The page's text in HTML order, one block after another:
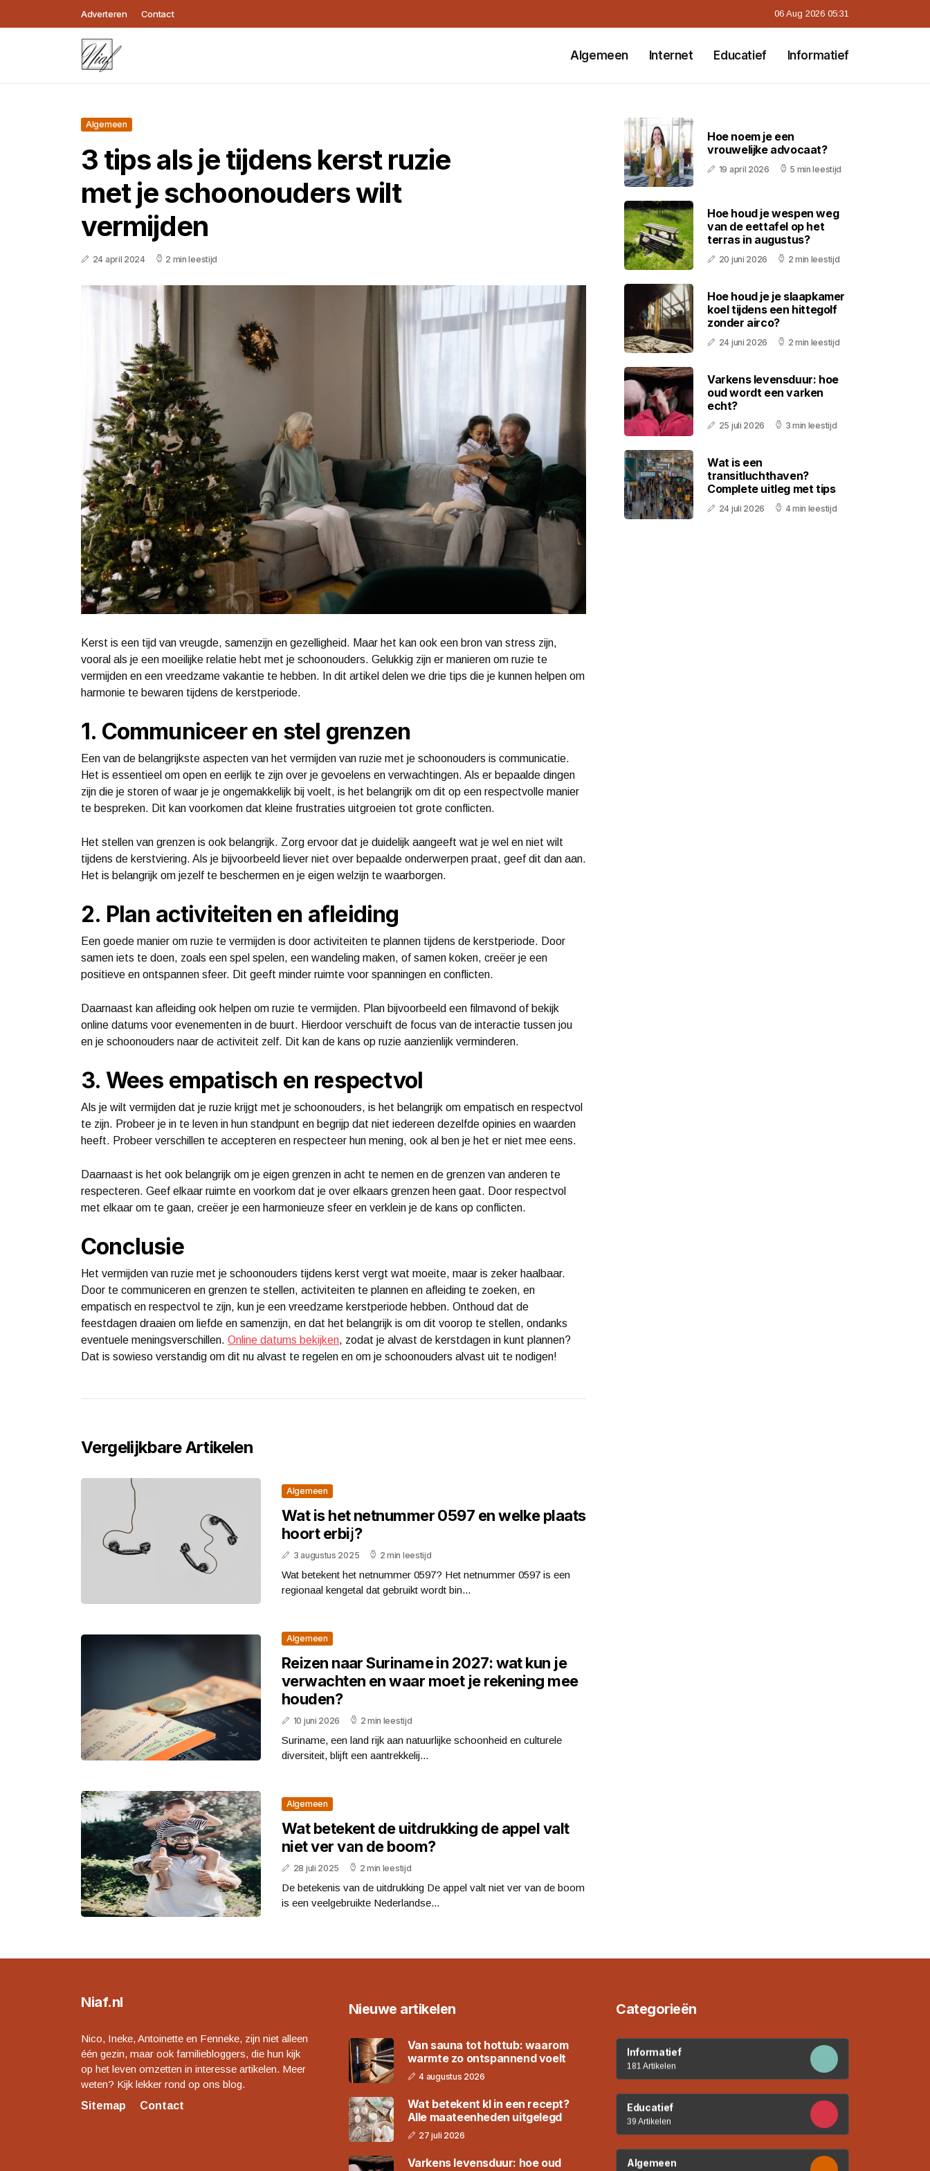
Adverteren Contact 06 Aug 2026 05:31
Algemeen Internet Educatief Informatief
Algemeen
3 tips als je tijdens kerst ruzie
met je schoonouders wilt
vermijden
24 april 2024 2 min leestijd
Kerst is een tijd van vreugde, samenzijn en gezelligheid. Maar het kan ook een bron van stress zijn,
vooral als je een moeilijke relatie hebt met je schoonouders. Gelukkig zijn er manieren om ruzie te
vermijden en een vreedzame vakantie te hebben. In dit artikel delen we drie tips die je kunnen helpen om
harmonie te bewaren tijdens de kerstperiode.
1. Communiceer en stel grenzen
Een van de belangrijkste aspecten van het vermijden van ruzie met je schoonouders is communicatie.
Het is essentieel om open en eerlijk te zijn over je gevoelens en verwachtingen. Als er bepaalde dingen
zijn die je storen of waar je je ongemakkelijk bij voelt, is het belangrijk om dit op een respectvolle manier
te bespreken. Dit kan voorkomen dat kleine frustraties uitgroeien tot grote conflicten.
Het stellen van grenzen is ook belangrijk. Zorg ervoor dat je duidelijk aangeeft wat je wel en niet wilt
tijdens de kerstviering. Als je bijvoorbeeld liever niet over bepaalde onderwerpen praat, geef dit dan aan.
Het is belangrijk om jezelf te beschermen en je eigen welzijn te waarborgen.
2. Plan activiteiten en afleiding
Een goede manier om ruzie te vermijden is door activiteiten te plannen tijdens de kerstperiode. Door
samen iets te doen, zoals een spel spelen, een wandeling maken, of samen koken, creëer je een
positieve en ontspannen sfeer. Dit geeft minder ruimte voor spanningen en conflicten.
Daarnaast kan afleiding ook helpen om ruzie te vermijden. Plan bijvoorbeeld een filmavond of bekijk
online datums voor evenementen in de buurt. Hierdoor verschuift de focus van de interactie tussen jou
en je schoonouders naar de activiteit zelf. Dit kan de kans op ruzie aanzienlijk verminderen.
3. Wees empatisch en respectvol
Als je wilt vermijden dat je ruzie krijgt met je schoonouders, is het belangrijk om empatisch en respectvol
te zijn. Probeer je in te leven in hun standpunt en begrijp dat niet iedereen dezelfde opinies en waarden
heeft. Probeer verschillen te accepteren en respecteer hun mening, ook al ben je het er niet mee eens.
Daarnaast is het ook belangrijk om je eigen grenzen in acht te nemen en de grenzen van anderen te
respecteren. Geef elkaar ruimte en voorkom dat je over elkaars grenzen heen gaat. Door respectvol
met elkaar om te gaan, creëer je een harmonieuze sfeer en verklein je de kans op conflicten.
Conclusie
Het vermijden van ruzie met je schoonouders tijdens kerst vergt wat moeite, maar is zeker haalbaar.
Door te communiceren en grenzen te stellen, activiteiten te plannen en afleiding te zoeken, en
empatisch en respectvol te zijn, kun je een vreedzame kerstperiode hebben. Onthoud dat de
feestdagen draaien om liefde en samenzijn, en dat het belangrijk is om dit voorop te stellen, ondanks
eventuele meningsverschillen. Online datums bekijken, zodat je alvast de kerstdagen in kunt plannen?
Dat is sowieso verstandig om dit nu alvast te regelen en om je schoonouders alvast uit te nodigen!
Vergelijkbare Artikelen
Algemeen
Wat is het netnummer 0597 en welke plaats
hoort erbij?
3 augustus 2025 2 min leestijd
Wat betekent het netnummer 0597? Het netnummer 0597 is een
regionaal kengetal dat gebruikt wordt bin...
Algemeen
Reizen naar Suriname in 2027: wat kun je
verwachten en waar moet je rekening mee
houden?
10 juni 2026 2 min leestijd
Suriname, een land rijk aan natuurlijke schoonheid en culturele
diversiteit, blijft een aantrekkelij...
Algemeen
Wat betekent de uitdrukking de appel valt
niet ver van de boom?
28 juli 2025 2 min leestijd
De betekenis van de uitdrukking De appel valt niet ver van de boom
is een veelgebruikte Nederlandse...
Hoe noem je een
vrouwelijke advocaat?
19 april 2026 5 min leestijd
Hoe houd je wespen weg
van de eettafel op het
terras in augustus?
20 juni 2026 2 min leestijd
Hoe houd je je slaapkamer
koel tijdens een hittegolf
zonder airco?
24 juni 2026 2 min leestijd
Varkens levensduur: hoe
oud wordt een varken
echt?
25 juli 2026 3 min leestijd
Wat is een
transitluchthaven?
Complete uitleg met tips
24 juli 2026 4 min leestijd
Niaf.nl
Nico, Ineke, Antoinette en Fenneke, zijn niet alleen
één gezin, maar ook familiebloggers, die hun kijk
op het leven omzetten in interesse artikelen. Meer
weten? Kijk lekker rond op ons blog.
Sitemap
Contact
Nieuwe artikelen
Van sauna tot hottub: waarom
warmte zo ontspannend voelt
4 augustus 2026
Wat betekent kl in een recept?
Alle maateenheden uitgelegd
27 juli 2026
Varkens levensduur: hoe oud
Categorieën
Informatief
181 Artikelen
Educatief
39 Artikelen
Algemeen